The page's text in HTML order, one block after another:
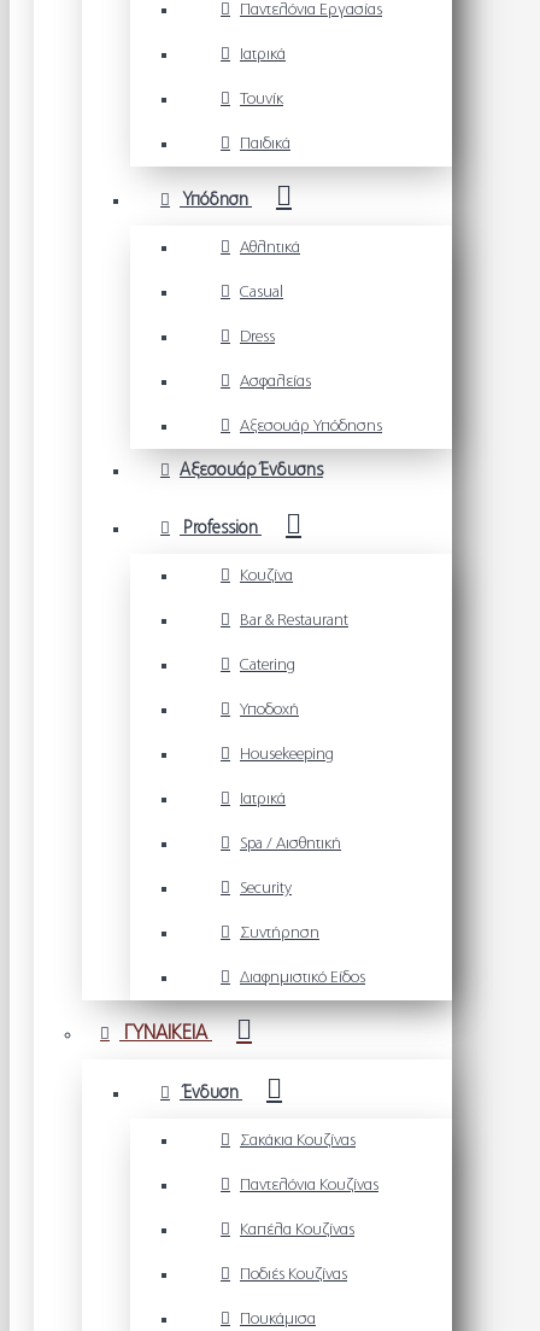
Παντελόνια Εργασίας
Ιατρικά
Τουνίκ
Παιδικά
Υπόδηση
Αθλητικά
Casual
Dress
Ασφαλείας
Αξεσουάρ Υπόδησης
Αξεσουάρ Ένδυσης
Profession
Κουζίνα
Bar & Restaurant
Catering
Υποδοχή
Housekeeping
Ιατρικά
Spa / Αισθητική
Security
Συντήρηση
Διαφημιστικό Είδος
ΓΥΝΑΙΚΕΙΑ
Ένδυση
Σακάκια Κουζίνας
Παντελόνια Κουζίνας
Καπέλα Κουζίνας
Ποδιές Κουζίνας
Πουκάμισα